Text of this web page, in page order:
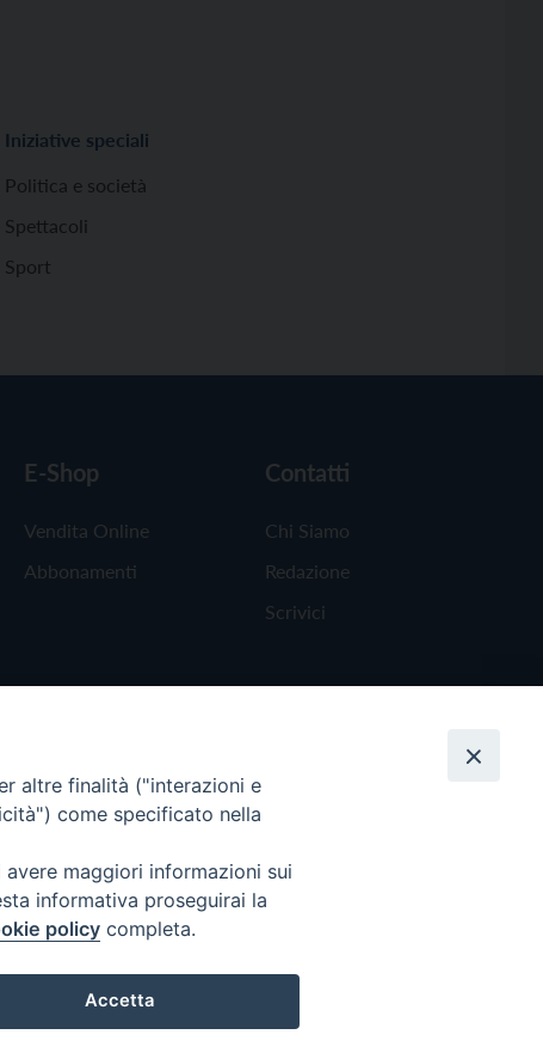
Iniziative speciali
Politica e società
Spettacoli
Sport
E-Shop
Vendita Online
Abbonamenti
Contatti
Chi Siamo
Redazione
Scrivici
altre finalità ("interazioni e
come specificato nella
maggiori informazioni sui
informativa proseguirai la
policy completa.
Accetta